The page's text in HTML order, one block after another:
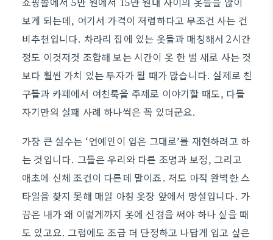
보게 되는데, 여기서 가격이 저렴하다고 무조건 사는 건
비추천입니다. 차라리 집에 있는 옷들과 매칭해서 2시간
정도 이것저것 조합해 보는 시간이 옷 한 벌 새로 사는 것
보다 훨씬 가치 있는 투자가 될 때가 많습니다. 실제로 친
구들과 카페에서 여친룩을 주제로 이야기할 때도, 다들
자기만의 실패 사례 하나씩은 꼭 있더군요.
가장 큰 실수는 ‘연예인이 입은 그대로’를 재현하려고 하
는 것입니다. 그들은 우리와 다른 조명과 보정, 그리고
애초에 신체 조건이 다른데 말이죠. 저도 아직 완벽한 스
타일을 찾지 못해 매일 아침 옷장 앞에서 망설입니다. 가
끔은 내가 왜 이렇게까지 옷에 신경을 써야 하나 싶을 때
도 있고요. 그럼에도 조금 더 단정하고 나답게 입고 싶은